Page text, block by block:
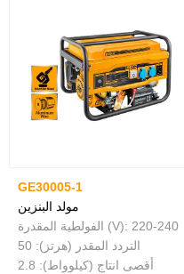
GE30005-1
مولد البنزين
الفولطية المقدرة (V): 220-240
التردد المقدر (هرتز): 50
أقصى انتاج (كيلوواط): 2.8